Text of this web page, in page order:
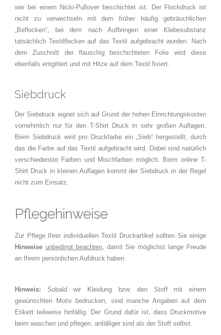
wie bei einem Nicki-Pullover beschichtet ist. Der Flockdruck ist
nicht zu verwechseln mit dem früher häufig gebräuchlichen
„Beflocken“, bei dem nach Aufbringen einer Klebesubstanz
tatsächlich Textilflocken auf das Textil aufgebracht wurden. Nach
dem Zuschnitt der flauschig beschichteten Folie wird diese
ebenfalls entgittert und mit Hitze auf dem Textil fixiert.
Siebdruck
Der Siebdruck eignet sich auf Grund der hohen Einrichtungskosten
vornehmlich nur für den T-Shirt Druck in sehr großen Auflagen.
Beim Siebdruck wird pro Druckfarbe ein „Sieb“ hergestellt, durch
das die Farbe auf das Textil aufgebracht wird. Dabei sind natürlich
verschiedenste Farben und Mischfarben möglich. Beim online T-
Shirt Druck in kleinen Auflagen kommt der Siebdruck in der Regel
nicht zum Einsatz.
Pflegehinweise
Zur Pflege Ihrer individuellen Textil Druckartikel sollten Sie einige
Hinweise unbedingt beachten, damit Sie möglichst lange Freude
an Ihrem persönlichen Aufdruck haben.
Hinweis: Sobald wir Kleidung bzw. den Stoff mit einem
gewünschten Motiv bedrucken, sind manche Angaben auf dem
Etikett teilweise hinfällig. Der Grund dafür ist, dass Druckmotive
beim waschen und pflegen, anfälliger sind als der Stoff selbst.